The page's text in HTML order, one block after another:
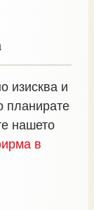
изисква и
планирате
нашето
в